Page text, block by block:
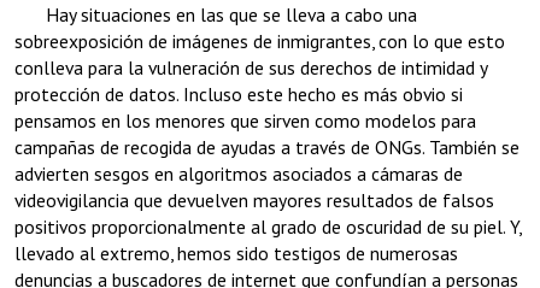
Hay situaciones en las que se lleva a cabo una
sobreexposición de imágenes de inmigrantes, con lo que esto
conlleva para la vulneración de sus derechos de intimidad y
protección de datos. Incluso este hecho es más obvio si
pensamos en los menores que sirven como modelos para
campañas de recogida de ayudas a través de ONGs. También se
advierten sesgos en algoritmos asociados a cámaras de
videovigilancia que devuelven mayores resultados de falsos
positivos proporcionalmente al grado de oscuridad de su piel. Y,
llevado al extremo, hemos sido testigos de numerosas
denuncias a buscadores de internet que confundían a personas